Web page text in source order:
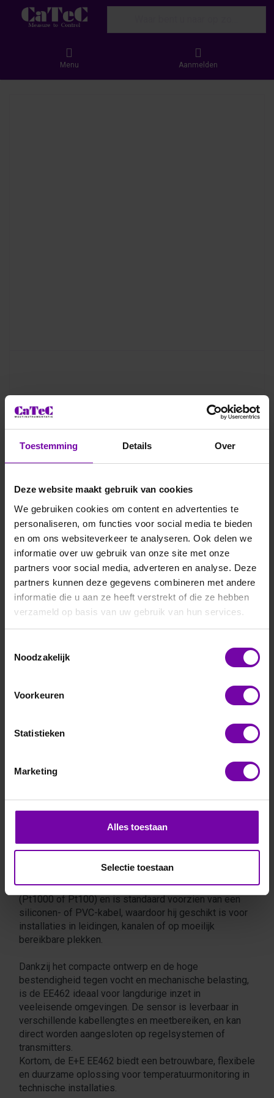
Toestemming Details Over
Deze website maakt gebruik van cookies
We gebruiken cookies om content en advertenties te
personaliseren, om functies voor social media te bieden
en om ons websiteverkeer te analyseren. Ook delen we
informatie over uw gebruik van onze site met onze
partners voor social media, adverteren en analyse. Deze
partners kunnen deze gegevens combineren met andere
informatie die u aan ze heeft verstrekt of die ze hebben
verzameld op basis van uw gebruik van hun services.
Noodzakelijk
Voorkeuren
Statistieken
Marketing
Alles toestaan
Selectie toestaan
Menu Aanmelden
kabel temperatuursensor voor hogere temperaturen
Vraag een offerte aan Bij vragen, bel ons
De E+E EE462 is een robuuste
kabeltemperatuursensor die ontworpen is voor
industriële toepassingen. Deze sensor maakt gebruik
van een hoogwaardige platina temperatuursensor
(Pt1000 of Pt100) en is standaard voorzien van een
siliconen- of PVC-kabel, waardoor hij geschikt is voor
installaties in leidingen, kanalen of op moeilijk
bereikbare plekken.
Dankzij het compacte ontwerp en de hoge
bestendigheid tegen vocht en mechanische belasting,
is de EE462 ideaal voor langdurige inzet in
veeleisende omgevingen. De sensor is leverbaar in
verschillende kabellengtes en meetbereiken, en kan
direct worden aangesloten op regelsystemen of
transmitters.
Kortom, de E+E EE462 biedt een betrouwbare, flexibele
en duurzame oplossing voor temperatuurmonitoring in
technische installaties.